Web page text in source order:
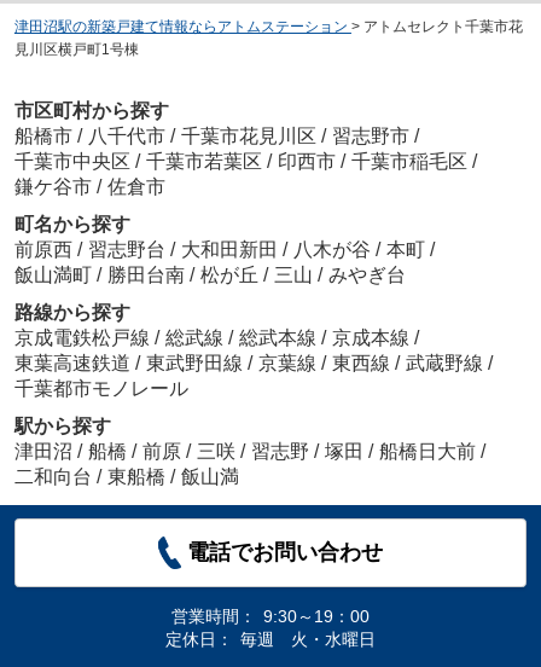
津田沼駅の新築戸建て情報ならアトムステーション > アトムセレクト千葉市花
見川区横戸町1号棟
市区町村から探す
船橋市 / 八千代市 / 千葉市花見川区 / 習志野市 /
千葉市中央区 / 千葉市若葉区 / 印西市 / 千葉市稲毛区 /
鎌ケ谷市 / 佐倉市
町名から探す
前原西 / 習志野台 / 大和田新田 / 八木が谷 / 本町 /
飯山満町 / 勝田台南 / 松が丘 / 三山 / みやぎ台
路線から探す
京成電鉄松戸線 / 総武線 / 総武本線 / 京成本線 /
東葉高速鉄道 / 東武野田線 / 京葉線 / 東西線 / 武蔵野線 /
千葉都市モノレール
駅から探す
津田沼 / 船橋 / 前原 / 三咲 / 習志野 / 塚田 / 船橋日大前 /
二和向台 / 東船橋 / 飯山満
電話でお問い合わせ
営業時間：
9:30～19：00
定休日：
毎週 火・水曜日